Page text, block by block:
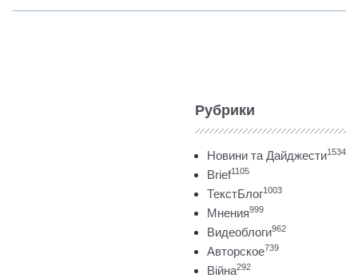
Рубрики
Новини та Дайджести1534
Brief1105
ТекстБлог1003
Мнения999
Видеоблоги962
Авторское739
Війна292